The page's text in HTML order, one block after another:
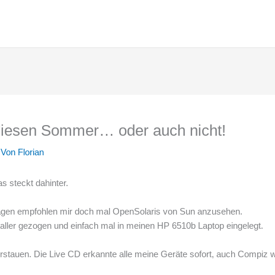
Sommer… oder auch nicht!
Florian
steckt dahinter.
empfohlen mir doch mal OpenSolaris von Sun anzusehen.
gezogen und einfach mal in meinen HP 6510b Laptop eingelegt.
Die Live CD erkannte alle meine Geräte sofort, auch Compiz